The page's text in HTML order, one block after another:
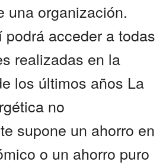
una organización.
podrá acceder a todas
realizadas en la
los últimos años La
no
supone un ahorro en
o un ahorro puro